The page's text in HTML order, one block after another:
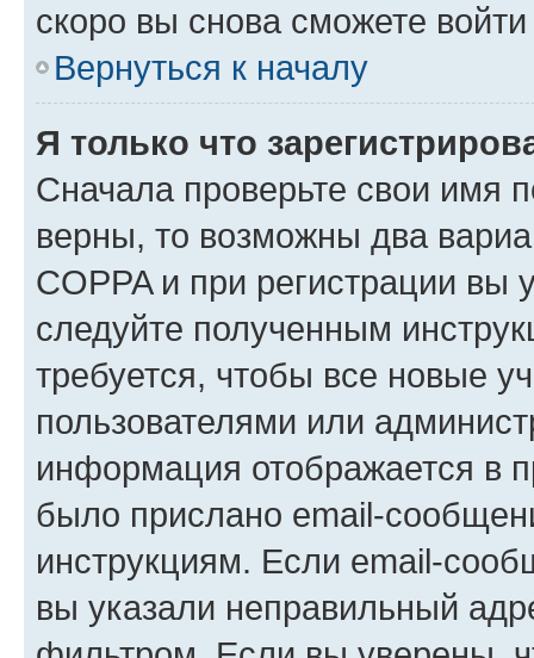
скоро вы снова сможете
Вернуться к началу
Я только что
Сначала проверьте свои имя
верны, то возможны два
COPPA и при регистрации вы
следуйте полученным
требуется, чтобы все новые
пользователями или
информация отображается в
было прислано email-
инструкциям. Если email-
вы указали неправильный